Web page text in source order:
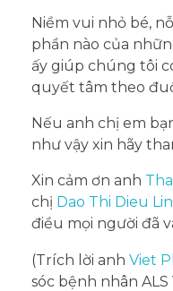
Niềm vui nhỏ bé,
phần nào của
ấy giúp chúng tôi
quyết tâm theo
Nếu anh chị em
như vậy xin hãy
Xin cảm ơn anh
chị Dao Thi Dieu
điều mọi người đã
(Trích lời anh Viet
sóc bệnh nhân ALS